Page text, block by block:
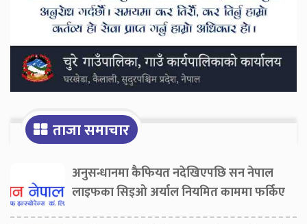
ताजा समाचार
अनुसन्धानमा कैफियत नदेखिएपछि सन नेपाल
लाइफका सिइओ अर्याल नियमित काममा फर्किए